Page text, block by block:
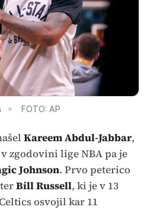
FOTO: AP
Kareem Abdul-Jabbar,
zgodovini lige NBA pa je
Johnson. Prvo peterico
Bill Russell, ki je v 13
osvojil kar 11